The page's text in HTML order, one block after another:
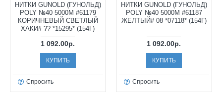
НИТКИ GUNOLD (ГУНОЛЬД)
POLY №40 5000М #61179
КОРИЧНЕВЫЙ СВЕТЛЫЙ
ХАКИ# ?? *15295* (154Г)
1 092.00р.
КУПИТЬ
Спросить
НИТКИ GUNOLD (ГУНОЛЬД)
POLY №40 5000М #61187
ЖЕЛТЫЙ# 08 *07118* (154Г)
1 092.00р.
КУПИТЬ
Спросить